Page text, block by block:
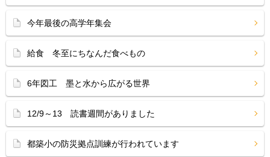
今年最後の高学年集会
給食 冬至にちなんだ食べもの
6年図工 墨と水から広がる世界
12/9～13 読書週間がありました
都築小の防災拠点訓練が行われています